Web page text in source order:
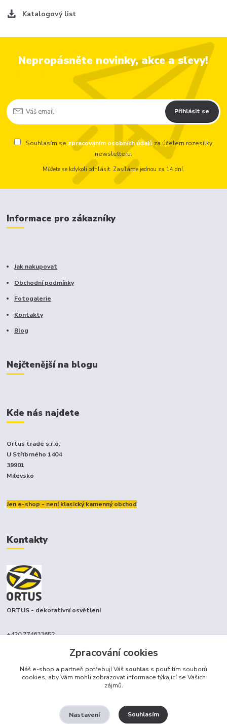
Katalogový list
Nepropásněte novinky, akce a slevy!
Přihlásit se
Souhlasím se zpracováním osobních údajů za účelem rozesílky
newsletteru.
Můžete se kdykoli odhlásit. Zasíláme jednou za 14 dní.
Informace pro zákazníky
Jak nakupovat
Obchodní podmínky
Fotogalerie
Kontakty
Blog
Nejčtenější na blogu
Kde nás najdete
Ortus trade s.r.o.
U Stříbrného 1404
39901
Milevsko
Jen e-shop - není klasický kamenný obchod
Kontakty
ORTUS - dekorativní osvětlení
+420 774633652
Zpracování cookies
Náš e-shop a partneři potřebují Váš souhlas s použitím souborů
cookies, aby Vám mohli zobrazovat informace týkající se Vašich
zájmů.
Nastavení Souhlasím